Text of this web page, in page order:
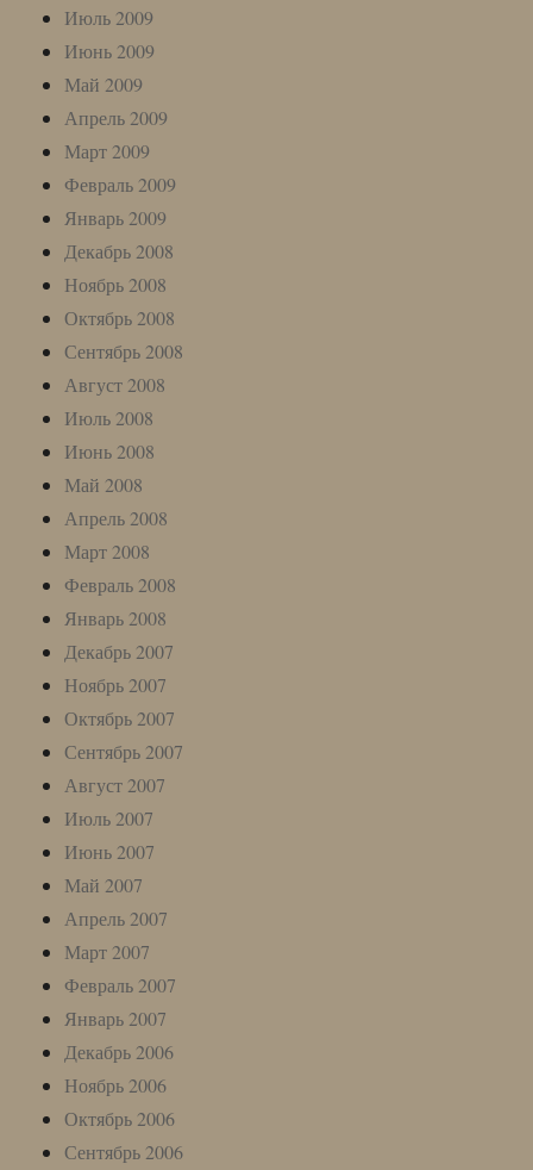
Июль 2009
Июнь 2009
Май 2009
Апрель 2009
Март 2009
Февраль 2009
Январь 2009
Декабрь 2008
Ноябрь 2008
Октябрь 2008
Сентябрь 2008
Август 2008
Июль 2008
Июнь 2008
Май 2008
Апрель 2008
Март 2008
Февраль 2008
Январь 2008
Декабрь 2007
Ноябрь 2007
Октябрь 2007
Сентябрь 2007
Август 2007
Июль 2007
Июнь 2007
Май 2007
Апрель 2007
Март 2007
Февраль 2007
Январь 2007
Декабрь 2006
Ноябрь 2006
Октябрь 2006
Сентябрь 2006